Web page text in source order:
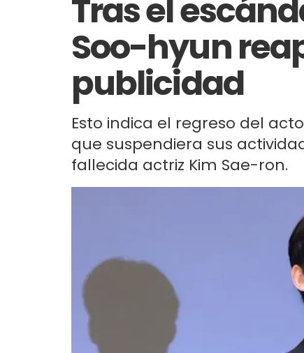
Tras el
Soo-hyun
publicidad
Esto indica el regreso del
que suspendiera sus
fallecida actriz Kim Sae-ron.